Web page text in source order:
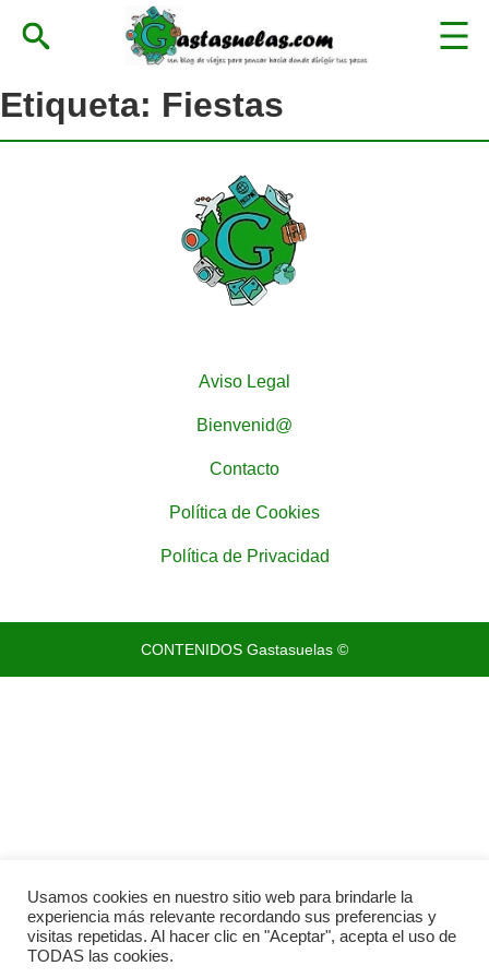
Etiqueta: Fiestas
Aviso Legal
Bienvenid@
Contacto
Política de Cookies
Política de Privacidad
CONTENIDOS Gastasuelas ©
Usamos cookies en nuestro sitio web para brindarle la
experiencia más relevante recordando sus preferencias y
visitas repetidas. Al hacer clic en "Aceptar", acepta el uso de
TODAS las cookies.